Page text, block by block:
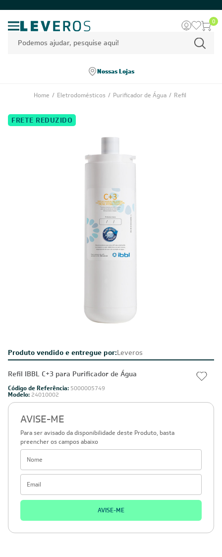
0
Nossas Lojas
Home / Eletrodomésticos / Purificador de Água / Refil
Produto vendido e entregue por:Leveros
Refil IBBL C+3 para Purificador de Água
Código de Referência: 5000005749
Modelo: 24010002
AVISE-ME
Para ser avisado da disponibilidade deste Produto, basta
preencher os campos abaixo
AVISE-ME
FRETE REDUZIDO